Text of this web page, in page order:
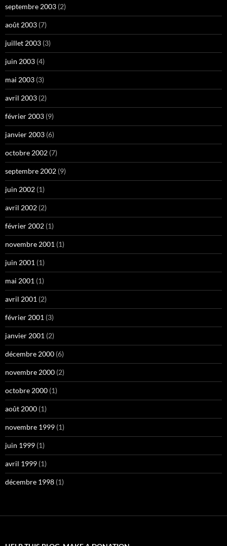
septembre 2003 (2)
août 2003 (7)
juillet 2003 (3)
juin 2003 (4)
mai 2003 (3)
avril 2003 (2)
février 2003 (9)
janvier 2003 (6)
octobre 2002 (7)
septembre 2002 (9)
juin 2002 (1)
avril 2002 (2)
février 2002 (1)
novembre 2001 (1)
juin 2001 (1)
mai 2001 (1)
avril 2001 (2)
février 2001 (3)
janvier 2001 (2)
décembre 2000 (6)
novembre 2000 (2)
octobre 2000 (1)
août 2000 (1)
novembre 1999 (1)
juin 1999 (1)
avril 1999 (1)
décembre 1998 (1)